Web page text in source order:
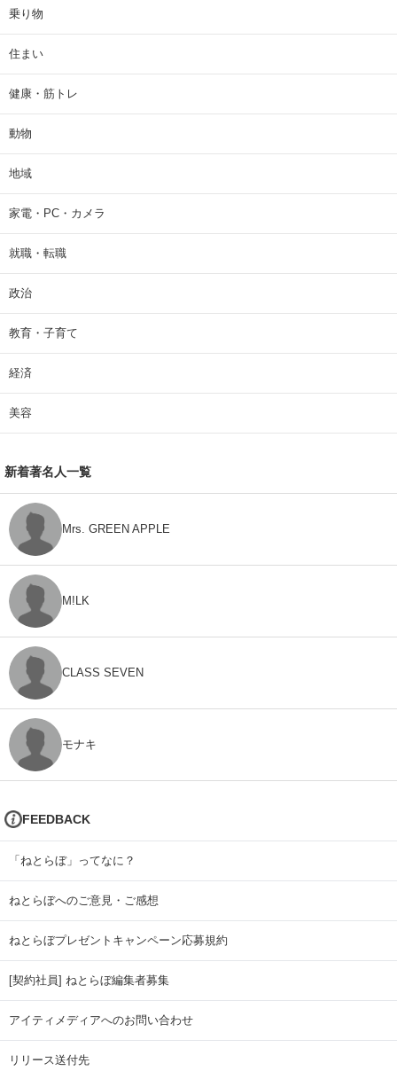
乗り物
住まい
健康・筋トレ
動物
地域
家電・PC・カメラ
就職・転職
政治
教育・子育て
経済
美容
新着著名人一覧
Mrs. GREEN APPLE
M!LK
CLASS SEVEN
モナキ
FEEDBACK
「ねとらぼ」ってなに？
ねとらぼへのご意見・ご感想
ねとらぼプレゼントキャンペーン応募規約
[契約社員] ねとらぼ編集者募集
アイティメディアへのお問い合わせ
リリース送付先